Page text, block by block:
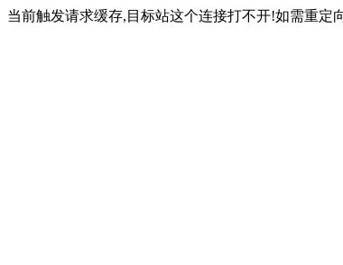
当前触发请求缓存,目标站这个连接打不开!如需重定